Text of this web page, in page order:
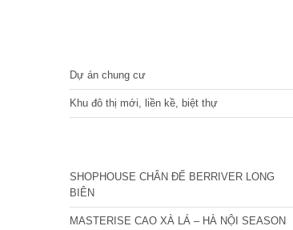
Dự án chung cư
Khu đô thị mới, liền kề, biệt thự
SHOPHOUSE CHÂN ĐẾ BERRIVER LONG
BIÊN
MASTERISE CAO XÀ LÁ – HÀ NỘI SEASON